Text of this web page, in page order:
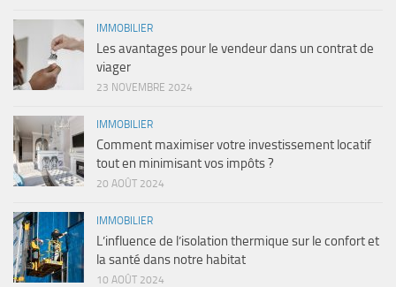
IMMOBILIER
Les avantages pour le vendeur dans un contrat de
viager
23 NOVEMBRE 2024
IMMOBILIER
Comment maximiser votre investissement locatif
tout en minimisant vos impôts ?
20 AOÛT 2024
IMMOBILIER
L’influence de l’isolation thermique sur le confort et
la santé dans notre habitat
10 AOÛT 2024